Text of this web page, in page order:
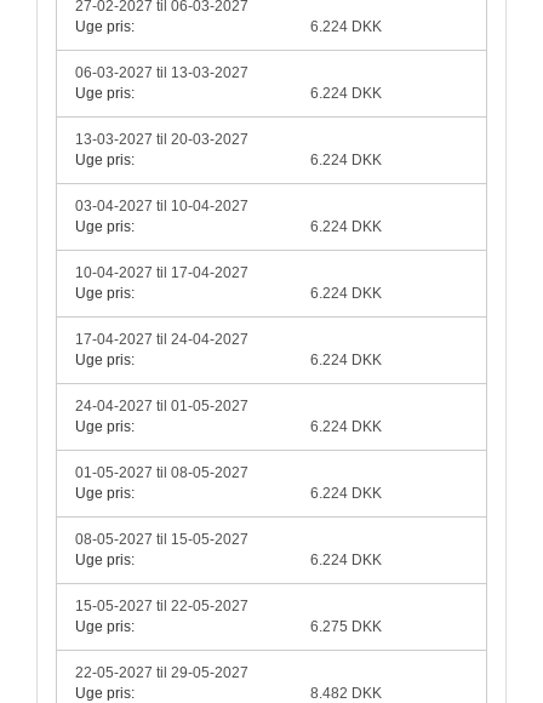
27-02-2027 til 06-03-2027
Uge pris:
6.224 DKK
06-03-2027 til 13-03-2027
Uge pris:
6.224 DKK
13-03-2027 til 20-03-2027
Uge pris:
6.224 DKK
03-04-2027 til 10-04-2027
Uge pris:
6.224 DKK
10-04-2027 til 17-04-2027
Uge pris:
6.224 DKK
17-04-2027 til 24-04-2027
Uge pris:
6.224 DKK
24-04-2027 til 01-05-2027
Uge pris:
6.224 DKK
01-05-2027 til 08-05-2027
Uge pris:
6.224 DKK
08-05-2027 til 15-05-2027
Uge pris:
6.224 DKK
15-05-2027 til 22-05-2027
Uge pris:
6.275 DKK
22-05-2027 til 29-05-2027
Uge pris:
8.482 DKK